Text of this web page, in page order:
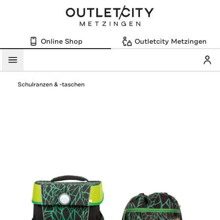
Online Shop Outletcity Metzingen
Menü
Schulranzen & -taschen